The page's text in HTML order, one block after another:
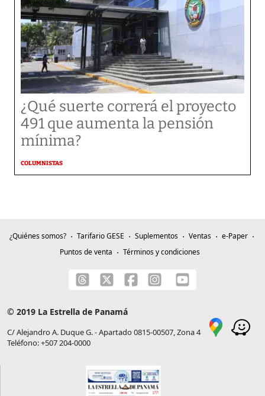
¿Qué suerte correrá el proyecto
491 que aumenta la pensión
mínima?
COLUMNISTAS
¿Quiénes somos? Tarifario GESE Suplementos Ventas
e-Paper
Puntos de venta
Términos y condiciones
© 2019 La Estrella de Panamá
C/ Alejandro A. Duque G. - Apartado 0815-00507, Zona 4
Teléfono: +507 204-0000